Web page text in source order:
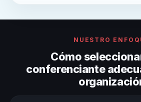
NUESTRO
Cómo
conferenciante